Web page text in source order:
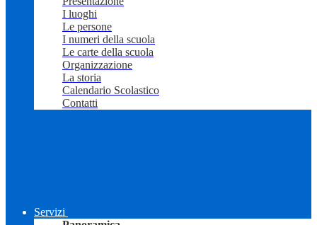
I luoghi
Le persone
I numeri della scuola
Le carte della scuola
Organizzazione
La storia
Calendario Scolastico
Contatti
Servizi